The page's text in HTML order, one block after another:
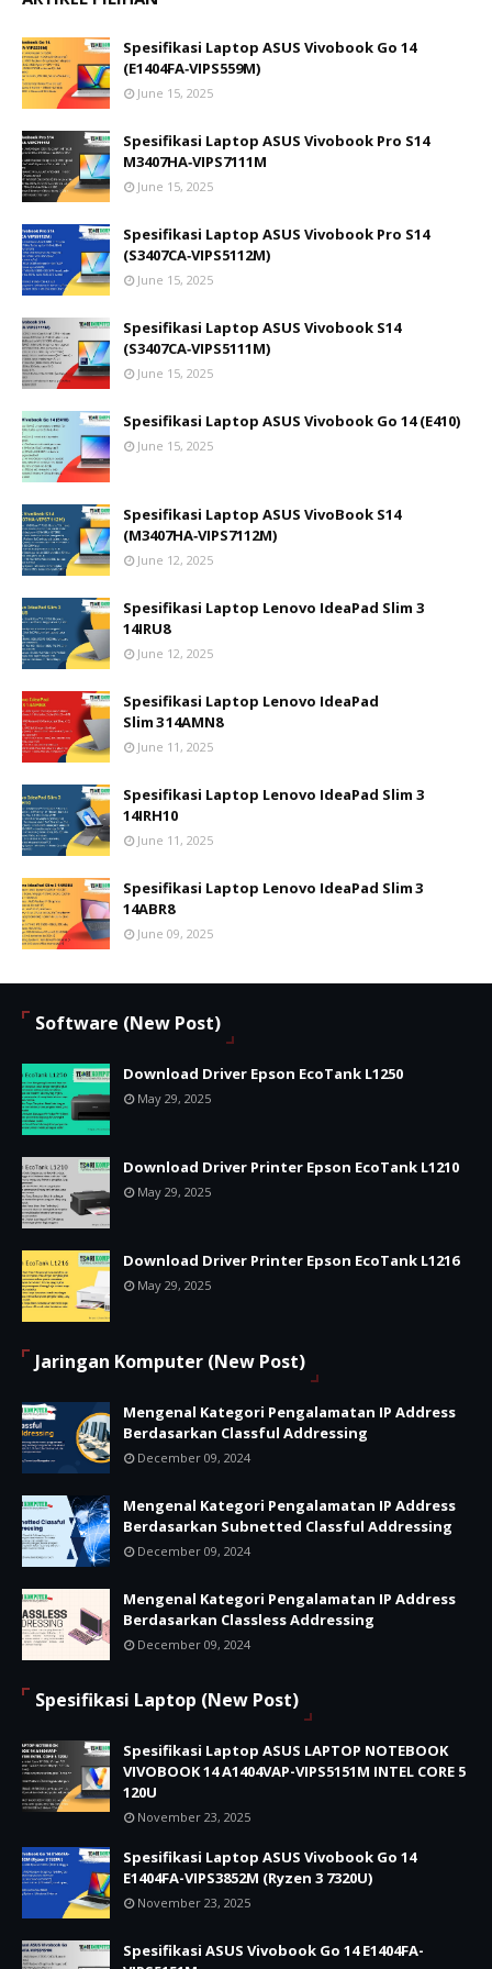
Spesifikasi Laptop ASUS Vivobook Go 14
(E1404FA‑VIPS559M)
June 15, 2025
Spesifikasi Laptop ASUS Vivobook Pro S14
M3407HA‑VIPS7111M
June 15, 2025
Spesifikasi Laptop ASUS Vivobook Pro S14
(S3407CA‑VIPS5112M)
June 15, 2025
Spesifikasi Laptop ASUS Vivobook S14
(S3407CA‑VIPS5111M)
June 15, 2025
Spesifikasi Laptop ASUS Vivobook Go 14 (E410)
June 15, 2025
Spesifikasi Laptop ASUS VivoBook S14
(M3407HA‑VIPS7112M)
June 12, 2025
Spesifikasi Laptop Lenovo IdeaPad Slim 3
14IRU8
June 12, 2025
Spesifikasi Laptop Lenovo IdeaPad
Slim 3 14AMN8
June 11, 2025
Spesifikasi Laptop Lenovo IdeaPad Slim 3
14IRH10
June 11, 2025
Spesifikasi Laptop Lenovo IdeaPad Slim 3
14ABR8
June 09, 2025
Software (New Post)
Download Driver Epson EcoTank L1250
May 29, 2025
Download Driver Printer Epson EcoTank L1210
May 29, 2025
Download Driver Printer Epson EcoTank L1216
May 29, 2025
Jaringan Komputer (New Post)
Mengenal Kategori Pengalamatan IP Address
Berdasarkan Classful Addressing
December 09, 2024
Mengenal Kategori Pengalamatan IP Address
Berdasarkan Subnetted Classful Addressing
December 09, 2024
Mengenal Kategori Pengalamatan IP Address
Berdasarkan Classless Addressing
December 09, 2024
Spesifikasi Laptop (New Post)
Spesifikasi Laptop ASUS LAPTOP NOTEBOOK
VIVOBOOK 14 A1404VAP-VIPS5151M INTEL CORE 5
120U
November 23, 2025
Spesifikasi Laptop ASUS Vivobook Go 14
E1404FA-VIPS3852M (Ryzen 3 7320U)
November 23, 2025
Spesifikasi ASUS Vivobook Go 14 E1404FA-